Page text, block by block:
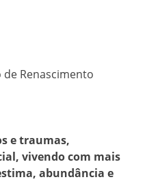
de Renascimento
e traumas,
vivendo com mais
abundância e